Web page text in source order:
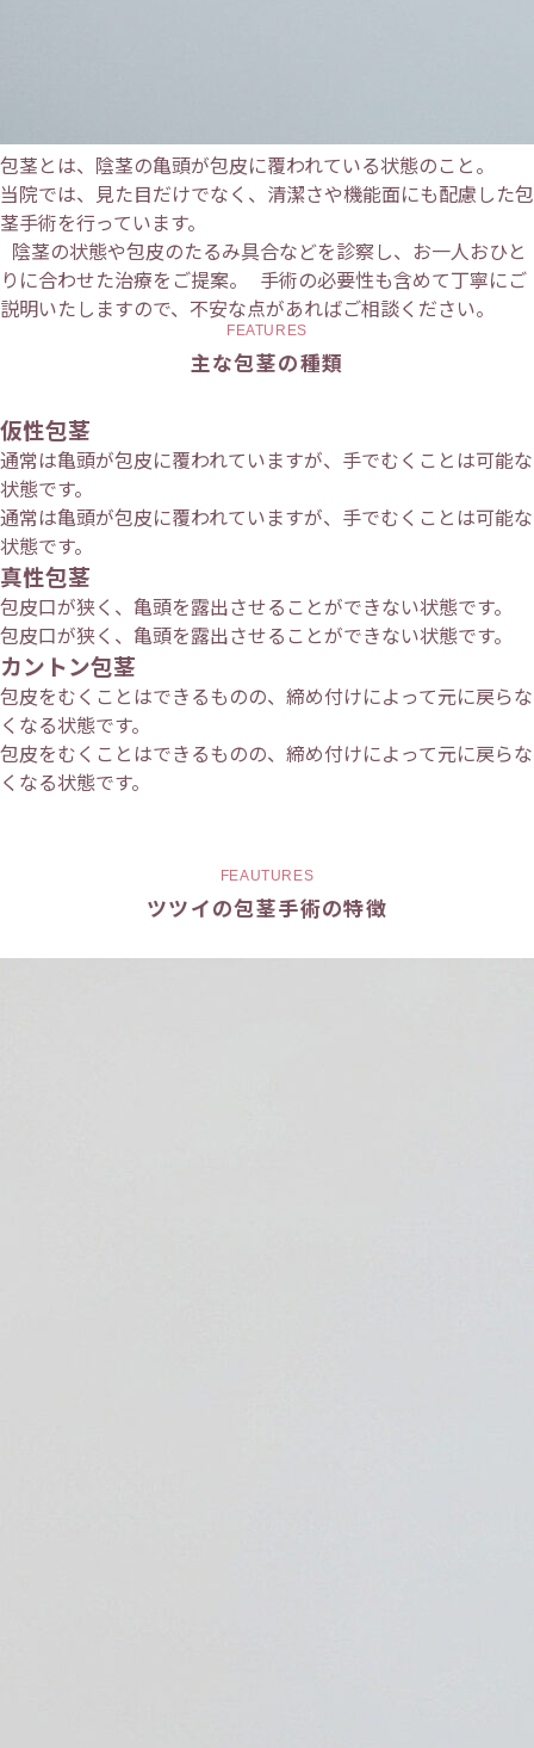
包茎とは、陰茎の亀頭が包皮に覆われている状態のこと。
当院では、見た目だけでなく、清潔さや機能面にも配慮した包
茎手術を行っています。
陰茎の状態や包皮のたるみ具合などを診察し、お一人おひと
りに合わせた治療をご提案。 手術の必要性も含めて丁寧にご
説明いたしますので、不安な点があればご相談ください。
FEATURES
主な包茎の種類
仮性包茎
通常は亀頭が包皮に覆われていますが、手でむくことは可能な
状態です。
通常は亀頭が包皮に覆われていますが、手でむくことは可能な
状態です。
真性包茎
包皮口が狭く、亀頭を露出させることができない状態です。
包皮口が狭く、亀頭を露出させることができない状態です。
カントン包茎
包皮をむくことはできるものの、締め付けによって元に戻らな
くなる状態です。
包皮をむくことはできるものの、締め付けによって元に戻らな
くなる状態です。
FEAUTURES
ツツイの包茎手術の特徴